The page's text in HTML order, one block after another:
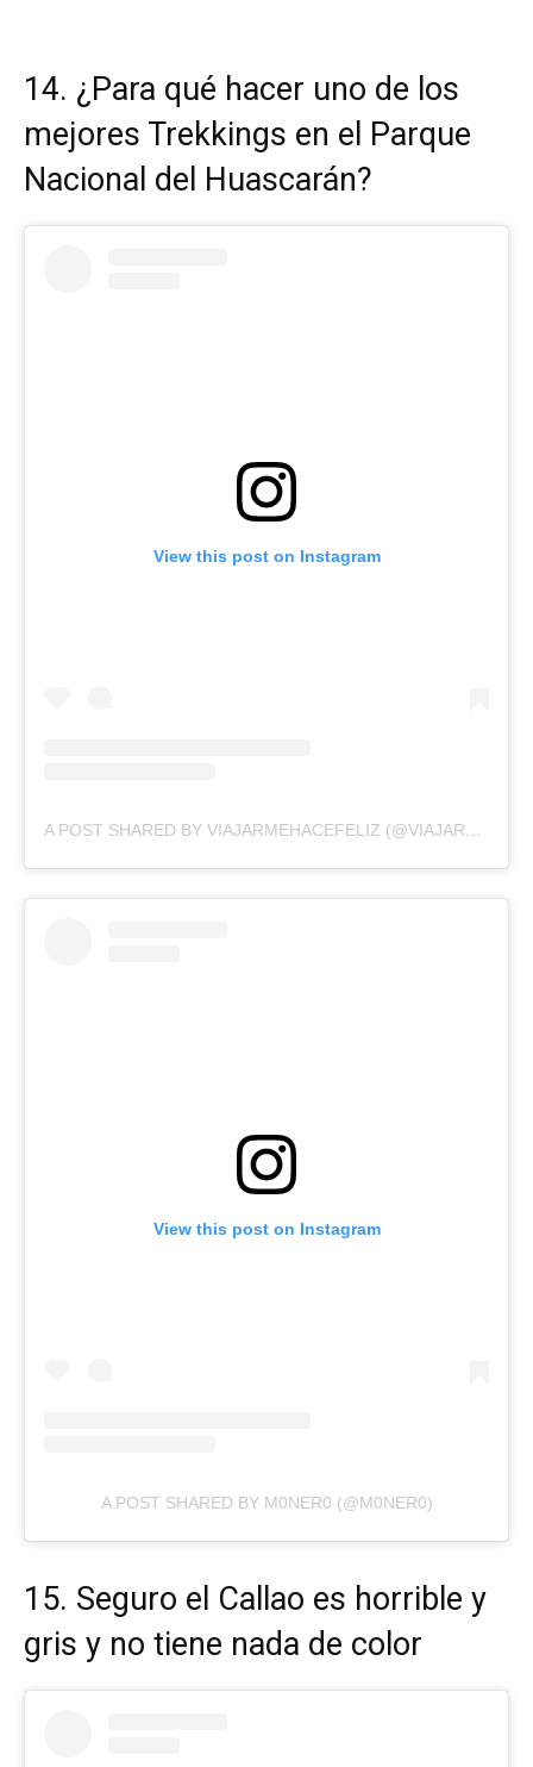
14. ¿Para qué hacer uno de los
mejores Trekkings en el Parque
Nacional del Huascarán?
View this post on Instagram
A POST SHARED BY VIAJARMEHACEFELIZ (@VIAJARMEHACEFELIZZ)
View this post on Instagram
A POST SHARED BY M0NER0 (@M0NER0)
15. Seguro el Callao es horrible y
gris y no tiene nada de color